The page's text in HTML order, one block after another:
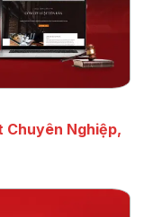
Chuyên Nghiệp,